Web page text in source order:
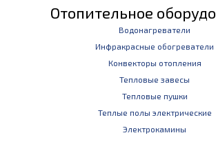
Отопительное
Водонагреватели
Инфракрасные обогреватели
Конвекторы отопления
Тепловые завесы
Тепловые пушки
Теплые полы электрические
Электрокамины